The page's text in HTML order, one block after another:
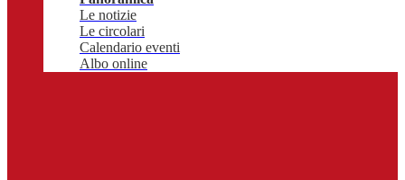
Le notizie
Le circolari
Calendario eventi
Albo online